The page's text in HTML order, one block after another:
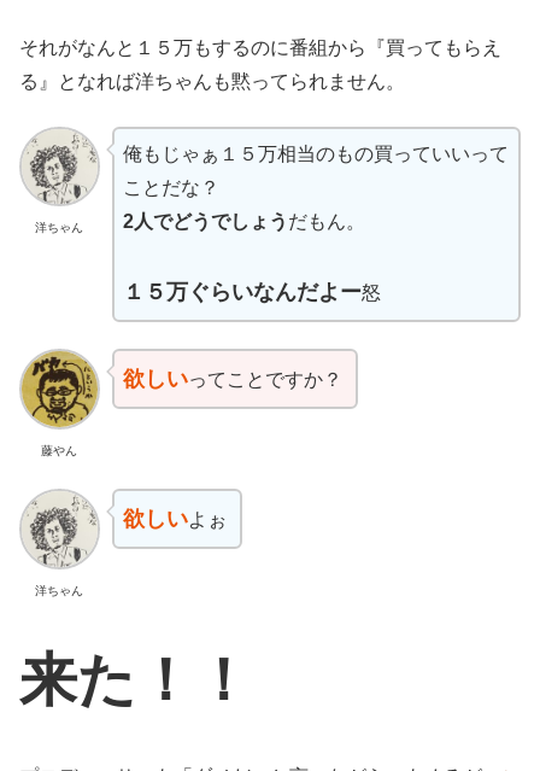
それがなんと１５万もするのに番組から『買ってもらえ
る』となれば洋ちゃんも黙ってられません。
洋ちゃん
俺もじゃぁ１５万相当のもの買っていいって
ことだな？
2人でどうでしょう だもん。
１５万ぐらいなんだよー怒
藤やん
欲しいってことですか？
洋ちゃん
欲しいよぉ
来た！！